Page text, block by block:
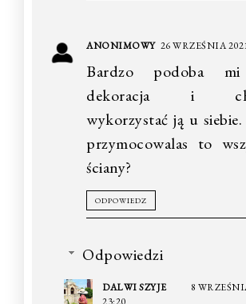
ANONIMOWY 26 WRZEŚNIA
Bardzo podoba
dekoracja i
wykorzystać ją u
przymocowalas to
ściany?
ODPOWIEDZ
Odpowiedzi
DALWI SZYJE
8
23:20